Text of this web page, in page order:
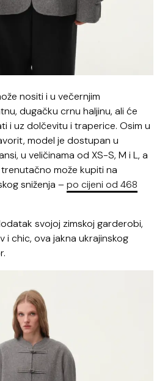
nositi i u večernjim
dugačku crnu haljinu, ali će
i uz dolčevitu i traperice. Osim u
model je dostupan u
u veličinama od XS-S, M i L, a
može kupiti na
sniženja –po cijeni od 468
svojoj zimskoj garderobi,
i chic, ova jakna ukrajinskog